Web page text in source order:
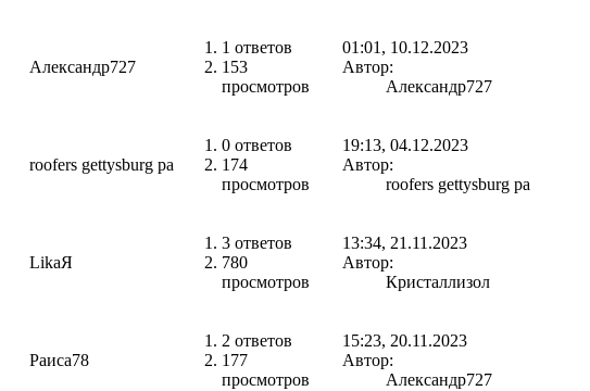
Александр727
1 ответов
153
просмотров
01:01, 10.12.2023
Автор:
Александр727
roofers gettysburg pa
0 ответов
174
просмотров
19:13, 04.12.2023
Автор:
roofers gettysburg pa
LikaЯ
3 ответов
780
просмотров
13:34, 21.11.2023
Автор:
Кристаллизол
Раиса78
2 ответов
177
просмотров
15:23, 20.11.2023
Автор:
Александр727